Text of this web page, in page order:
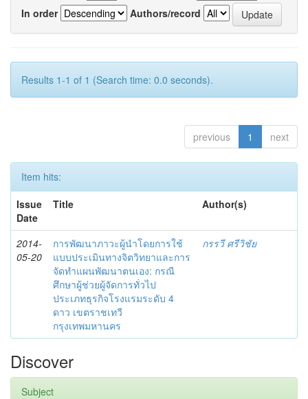
In order
Authors/record
Results 1-1 of 1 (Search time: 0.0 seconds).
previous 1 next
Item hits:
Issue
Date
Title Author(s)
2014-
05-20
การพัฒนาภาวะผู้นำโดยการใช้
แบบประเมินทางจิตวิทยาและการ
จัดทำแผนพัฒนาตนเอง: กรณี
ศึกษาผู้ช่วยผู้จัดการทั่วไป
ประเภทธุรกิจโรงแรมระดับ 4
ดาว เขตราชเทวี
กรุงเทพมหานคร
กรรวี ศรีวิชัย
Discover
Subject